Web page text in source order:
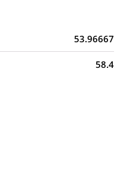
53.96667
58.4